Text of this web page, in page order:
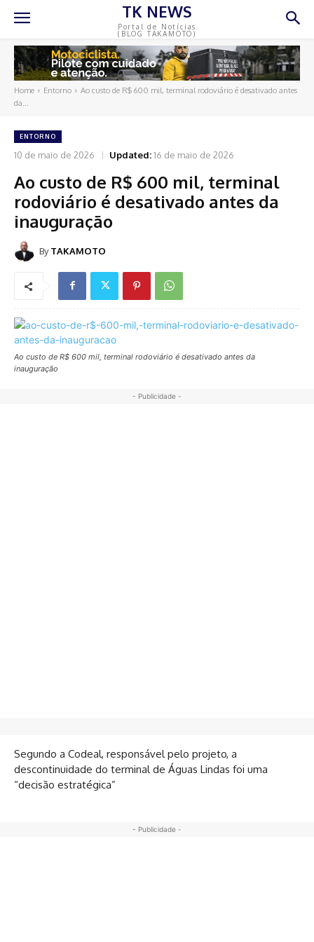
TK NEWS
Portal de Notícias
(BLOG TAKAMOTO)
Home Entorno
Ao custo de R$ 600 mil, terminal rodoviário é desativado antes
da...
ENTORNO
10 de maio de 2026 Updated:16 de maio de 2026
Ao custo de R$ 600 mil, terminal
rodoviário é desativado antes da
inauguração
By TAKAMOTO
Ao custo de R$ 600 mil, terminal rodoviário é desativado antes da
inauguração
- Publicidade -
Segundo a Codeal, responsável pelo projeto, a
descontinuidade do terminal de Águas Lindas foi uma
“decisão estratégica”
- Publicidade -